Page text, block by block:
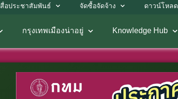
สื่อประชาสัมพันธ์ จัดซื้อจัดจ้าง ดาวน์โหลด
กรุงเทพเมืองน่าอยู่ Knowledge Hub